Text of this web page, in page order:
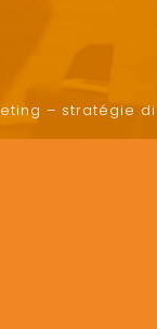
– stratégie